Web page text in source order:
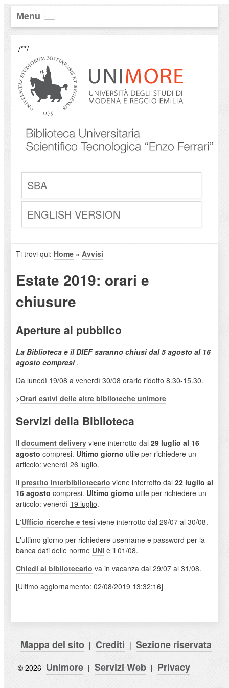
Menu
/**/
SBA
ENGLISH VERSION
Ti trovi qui: Home» Avvisi
Estate 2019: orari e
chiusure
Aperture al pubblico
La Biblioteca e il DIEF saranno chiusi dal 5 agosto al 16
agosto compresi .
Da lunedì 19/08 a venerdì 30/08 orario ridotto 8.30-15.30.
>Orari estivi delle altre biblioteche unimore
Servizi della Biblioteca
Il document deliveryviene interrotto dal 29 luglio al 16
agosto compresi. Ultimo giorno utile per richiedere un
articolo: venerdì 26 luglio.
Il prestito interbibliotecario viene interrotto dal 22 luglio al
16 agosto compresi. Ultimo giorno utile per richiedere un
articolo: venerdì 19 luglio.
L'Ufficio ricerche e tesi viene interrotto dal 29/07 al 30/08.
L'ultimo giorno per richiedere username e password per la
banca dati delle norme UNI è il 01/08.
Chiedi al bibliotecario va in vacanza dal 29/07 al 31/08.
[Ultimo aggiornamento: 02/08/2019 13:32:16]
Mappa del sito | Crediti | Sezione riservata
© 2026 Unimore | Servizi Web | Privacy